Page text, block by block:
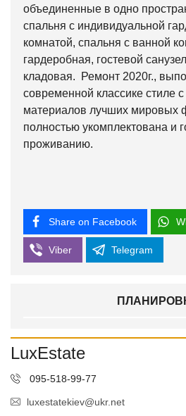
объединенные в одно
спальня с индивидуальной
комнатой, спальня с ванной
гардеробная, гостевой
кладовая. Ремонт 2020г.,
современной классике стиле
материалов лучших мировых
полностью укомплектована и
проживанию.
Share on Facebook
Viber Telegram
LuxEstate
095-518-99-77
luxestatekiev@ukr.net